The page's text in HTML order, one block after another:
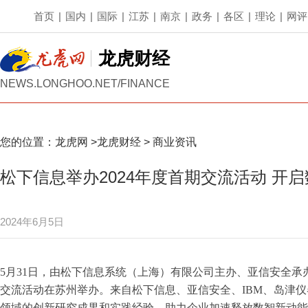
首页 | 国内 | 国际 | 江苏 | 南京 | 政务 | 各区 | 理论 | 网评
龙虎财经
NEWS.LONGHOO.NET/FINANCE
您的位置： 龙虎网 >龙虎财经 > 商业资讯
松下信息举办2024年度首期交流活动 开
2024年6月5日
5月31日，由松下信息系统（上海）有限公司主办、亚信安全
交流活动在苏州举办。来自松下信息、亚信安全、IBM、岛津